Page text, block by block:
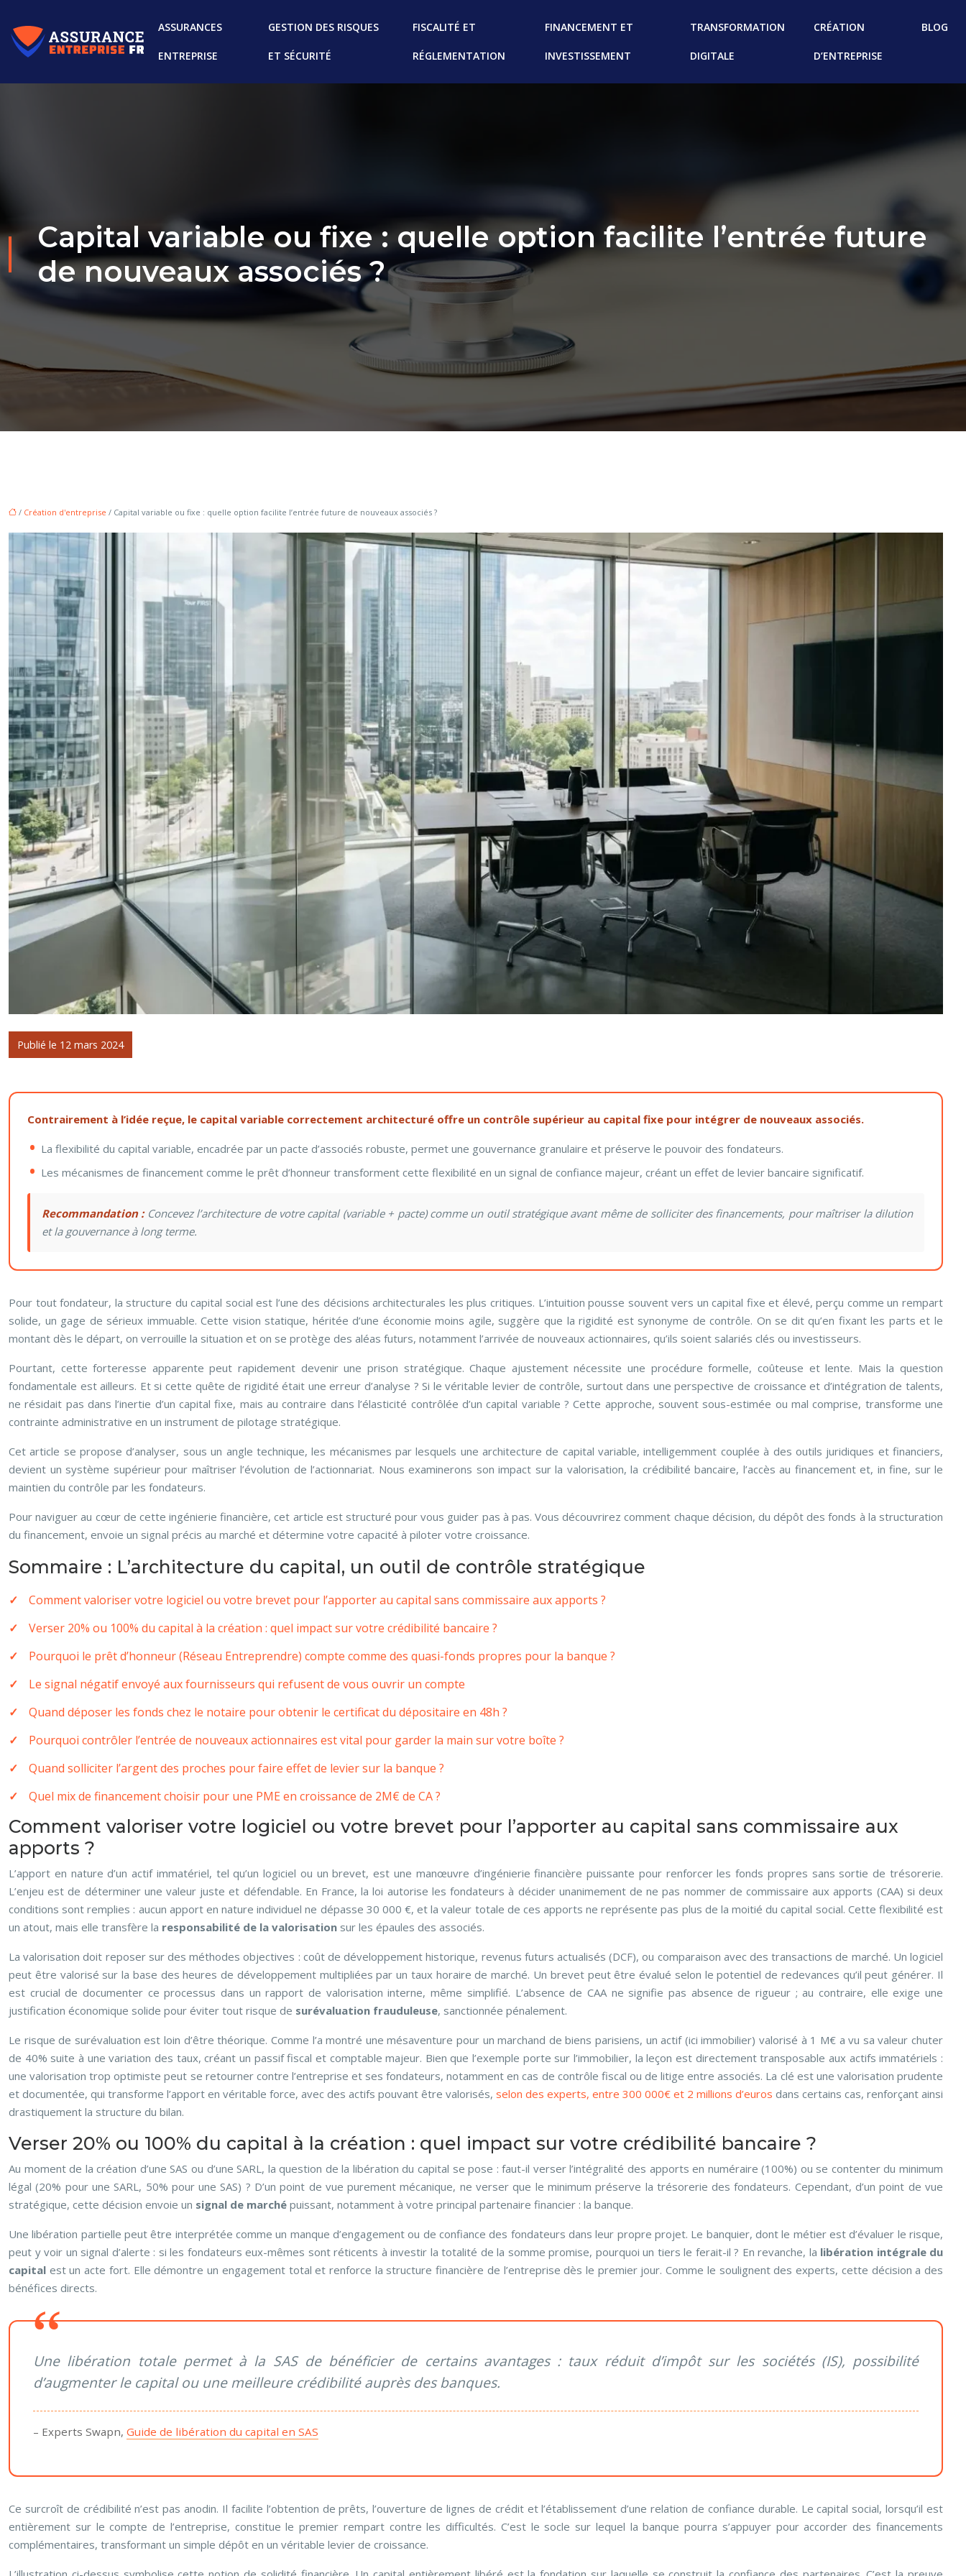
ASSURANCES
ENTREPRISE
GESTION DES RISQUES
ET SÉCURITÉ
FISCALITÉ ET
RÉGLEMENTATION
FINANCEMENT ET
INVESTISSEMENT
TRANSFORMATION
DIGITALE
CRÉATION
D’ENTREPRISE
BLOG
Capital variable ou fixe : quelle option facilite l’entrée future
de nouveaux associés ?
/ Création d'entreprise / Capital variable ou fixe : quelle option facilite l’entrée future de nouveaux associés ?
Publié le 12 mars 2024
Contrairement à l’idée reçue, le capital variable correctement architecturé offre un contrôle supérieur au capital fixe pour intégrer de nouveaux associés.
La flexibilité du capital variable, encadrée par un pacte d’associés robuste, permet une gouvernance granulaire et préserve le pouvoir des fondateurs.
Les mécanismes de financement comme le prêt d’honneur transforment cette flexibilité en un signal de confiance majeur, créant un effet de levier bancaire significatif.
Recommandation :Concevez l’architecture de votre capital (variable + pacte) comme un outil stratégique avant même de solliciter des financements, pour maîtriser la dilution
et la gouvernance à long terme.
Pour tout fondateur, la structure du capital social est l’une des décisions architecturales les plus critiques. L’intuition pousse souvent vers un capital fixe et élevé, perçu comme un rempart
solide, un gage de sérieux immuable. Cette vision statique, héritée d’une économie moins agile, suggère que la rigidité est synonyme de contrôle. On se dit qu’en fixant les parts et le
montant dès le départ, on verrouille la situation et on se protège des aléas futurs, notamment l’arrivée de nouveaux actionnaires, qu’ils soient salariés clés ou investisseurs.
Pourtant, cette forteresse apparente peut rapidement devenir une prison stratégique. Chaque ajustement nécessite une procédure formelle, coûteuse et lente. Mais la question
fondamentale est ailleurs. Et si cette quête de rigidité était une erreur d’analyse ? Si le véritable levier de contrôle, surtout dans une perspective de croissance et d’intégration de talents,
ne résidait pas dans l’inertie d’un capital fixe, mais au contraire dans l’élasticité contrôlée d’un capital variable ? Cette approche, souvent sous-estimée ou mal comprise, transforme une
contrainte administrative en un instrument de pilotage stratégique.
Cet article se propose d’analyser, sous un angle technique, les mécanismes par lesquels une architecture de capital variable, intelligemment couplée à des outils juridiques et financiers,
devient un système supérieur pour maîtriser l’évolution de l’actionnariat. Nous examinerons son impact sur la valorisation, la crédibilité bancaire, l’accès au financement et, in fine, sur le
maintien du contrôle par les fondateurs.
Pour naviguer au cœur de cette ingénierie financière, cet article est structuré pour vous guider pas à pas. Vous découvrirez comment chaque décision, du dépôt des fonds à la structuration
du financement, envoie un signal précis au marché et détermine votre capacité à piloter votre croissance.
Sommaire : L’architecture du capital, un outil de contrôle stratégique
Comment valoriser votre logiciel ou votre brevet pour l’apporter au capital sans commissaire aux apports ?
Verser 20% ou 100% du capital à la création : quel impact sur votre crédibilité bancaire ?
Pourquoi le prêt d’honneur (Réseau Entreprendre) compte comme des quasi-fonds propres pour la banque ?
Le signal négatif envoyé aux fournisseurs qui refusent de vous ouvrir un compte
Quand déposer les fonds chez le notaire pour obtenir le certificat du dépositaire en 48h ?
Pourquoi contrôler l’entrée de nouveaux actionnaires est vital pour garder la main sur votre boîte ?
Quand solliciter l’argent des proches pour faire effet de levier sur la banque ?
Quel mix de financement choisir pour une PME en croissance de 2M€ de CA ?
Comment valoriser votre logiciel ou votre brevet pour l’apporter au capital sans commissaire aux
apports ?
L’apport en nature d’un actif immatériel, tel qu’un logiciel ou un brevet, est une manœuvre d’ingénierie financière puissante pour renforcer les fonds propres sans sortie de trésorerie.
L’enjeu est de déterminer une valeur juste et défendable. En France, la loi autorise les fondateurs à décider unanimement de ne pas nommer de commissaire aux apports (CAA) si deux
conditions sont remplies : aucun apport en nature individuel ne dépasse 30 000 €, et la valeur totale de ces apports ne représente pas plus de la moitié du capital social. Cette flexibilité est
un atout, mais elle transfère la responsabilité de la valorisation sur les épaules des associés.
La valorisation doit reposer sur des méthodes objectives : coût de développement historique, revenus futurs actualisés (DCF), ou comparaison avec des transactions de marché. Un logiciel
peut être valorisé sur la base des heures de développement multipliées par un taux horaire de marché. Un brevet peut être évalué selon le potentiel de redevances qu’il peut générer. Il
est crucial de documenter ce processus dans un rapport de valorisation interne, même simplifié. L’absence de CAA ne signifie pas absence de rigueur ; au contraire, elle exige une
justification économique solide pour éviter tout risque de surévaluation frauduleuse, sanctionnée pénalement.
Le risque de surévaluation est loin d’être théorique. Comme l’a montré une mésaventure pour un marchand de biens parisiens, un actif (ici immobilier) valorisé à 1 M€ a vu sa valeur chuter
de 40% suite à une variation des taux, créant un passif fiscal et comptable majeur. Bien que l’exemple porte sur l’immobilier, la leçon est directement transposable aux actifs immatériels :
une valorisation trop optimiste peut se retourner contre l’entreprise et ses fondateurs, notamment en cas de contrôle fiscal ou de litige entre associés. La clé est une valorisation prudente
et documentée, qui transforme l’apport en véritable force, avec des actifs pouvant être valorisés, selon des experts, entre 300 000€ et 2 millions d’euros dans certains cas, renforçant ainsi
drastiquement la structure du bilan.
Verser 20% ou 100% du capital à la création : quel impact sur votre crédibilité bancaire ?
Au moment de la création d’une SAS ou d’une SARL, la question de la libération du capital se pose : faut-il verser l’intégralité des apports en numéraire (100%) ou se contenter du minimum
légal (20% pour une SARL, 50% pour une SAS) ? D’un point de vue purement mécanique, ne verser que le minimum préserve la trésorerie des fondateurs. Cependant, d’un point de vue
stratégique, cette décision envoie un signal de marché puissant, notamment à votre principal partenaire financier : la banque.
Une libération partielle peut être interprétée comme un manque d’engagement ou de confiance des fondateurs dans leur propre projet. Le banquier, dont le métier est d’évaluer le risque,
peut y voir un signal d’alerte : si les fondateurs eux-mêmes sont réticents à investir la totalité de la somme promise, pourquoi un tiers le ferait-il ? En revanche, la libération intégrale du
capital est un acte fort. Elle démontre un engagement total et renforce la structure financière de l’entreprise dès le premier jour. Comme le soulignent des experts, cette décision a des
bénéfices directs.
Une libération totale permet à la SAS de bénéficier de certains avantages : taux réduit d’impôt sur les sociétés (IS), possibilité
d’augmenter le capital ou une meilleure crédibilité auprès des banques.
– Experts Swapn, Guide de libération du capital en SAS
Ce surcroît de crédibilité n’est pas anodin. Il facilite l’obtention de prêts, l’ouverture de lignes de crédit et l’établissement d’une relation de confiance durable. Le capital social, lorsqu’il est
entièrement sur le compte de l’entreprise, constitue le premier rempart contre les difficultés. C’est le socle sur lequel la banque pourra s’appuyer pour accorder des financements
complémentaires, transformant un simple dépôt en un véritable levier de croissance.